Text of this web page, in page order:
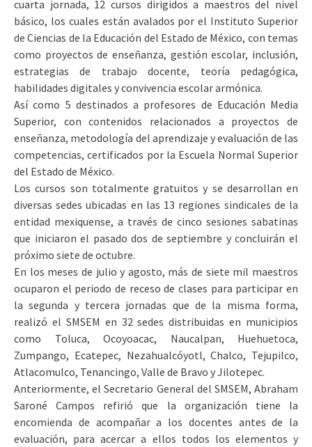
cuarta jornada, 12 cursos dirigidos a maestros del nivel
básico, los cuales están avalados por el Instituto Superior
de Ciencias de la Educación del Estado de México, con temas
como proyectos de enseñanza, gestión escolar, inclusión,
estrategias de trabajo docente, teoría pedagógica,
habilidades digitales y convivencia escolar armónica.
Así como 5 destinados a profesores de Educación Media
Superior, con contenidos relacionados a proyectos de
enseñanza, metodología del aprendizaje y evaluación de las
competencias, certificados por la Escuela Normal Superior
del Estado de México.
Los cursos son totalmente gratuitos y se desarrollan en
diversas sedes ubicadas en las 13 regiones sindicales de la
entidad mexiquense, a través de cinco sesiones sabatinas
que iniciaron el pasado dos de septiembre y concluirán el
próximo siete de octubre.
En los meses de julio y agosto, más de siete mil maestros
ocuparon el periodo de receso de clases para participar en
la segunda y tercera jornadas que de la misma forma,
realizó el SMSEM en 32 sedes distribuidas en municipios
como Toluca, Ocoyoacac, Naucalpan, Huehuetoca,
Zumpango, Ecatepec, Nezahualcóyotl, Chalco, Tejupilco,
Atlacomulco, Tenancingo, Valle de Bravo y Jilotepec.
Anteriormente, el Secretario General del SMSEM, Abraham
Saroné Campos refirió que la organización tiene la
encomienda de acompañar a los docentes antes de la
evaluación, para acercar a ellos todos los elementos y